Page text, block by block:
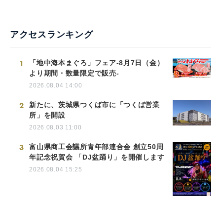
アクセスランキング
1
「地中海本まぐろ」フェア-8月7日（金）
より期間・数量限定で販売-
2026.08.04 14:00
2
新たに、茨城県つくば市に「つくば営業
所」を開設
2026.08.03 11:00
3
富山県商工会議所青年部連合会 創立50周
年記念祝賀会 「DJ盆踊り」を開催します
2026.08.04 15:25